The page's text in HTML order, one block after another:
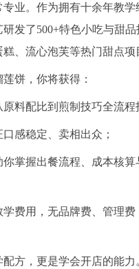
专业。作为拥有十余年教学
发了500+特色小吃与甜
、流心泡芙等热门甜点项
饼，你将获得：
料配比到煎制技巧全流程
感稳定、卖相出众；
你掌握出餐流程、成本核算
费用，无品牌费、管理费
方，更是学会开店的能力